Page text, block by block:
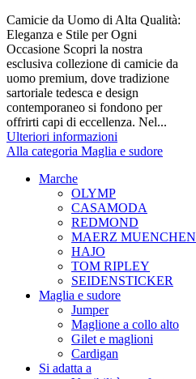
Camicie da Uomo di Alta Qualità:
Eleganza e Stile per Ogni
Occasione Scopri la nostra
esclusiva collezione di camicie da
uomo premium, dove tradizione
sartoriale tedesca e design
contemporaneo si fondono per
offrirti capi di eccellenza. Nel...
Ulteriori informazioni
Alla categoria Maglia e sudore
Marche
OLYMP
CASAMODA
REDMOND
MAERZ MUENCHEN
HAJO
TOM RIPLEY
SEIDENSTICKER
Maglia e sudore
Jumper
Maglione a collo alto
Gilet e maglioni
Cardigan
Si adatta a